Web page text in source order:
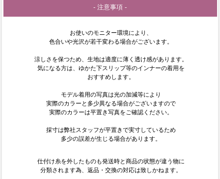
- 注意事項 -
お使いのモニター環境により、
色合いや光沢が若干変わる場合がございます。
涼しさを保つため、生地は適度に薄く透け感があります。
気になる方は、ゆかた下スリップ等のインナーの着用を
おすすめします。
モデル着用の写真は光の加減等により
実際のカラーと多少異なる場合がございますので
実際のカラーは平置き写真をご確認ください。
採寸は弊社スタッフが平置きで実寸しているため
多少の誤差が生じる場合があります。
仕付け糸を外したものも発送時と商品の状態が違う物に
分類されます為、返品・交換の対応は致しかねます。